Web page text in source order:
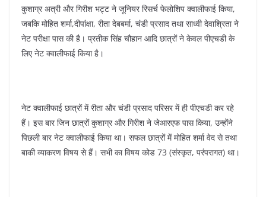
कुशाग्र अत्री और गिरीश भट्ट ने जूनियर रिसर्च फेलोशिप क्वालीफाई किया,
जबकि मोहित शर्मा,दीपांक्षा, रीता देबबर्मा, चंडी प्रसाद तथा साध्वी देवाश्रिता ने
नेट परीक्षा पास की है। प्रतीक सिंह चौहान आदि छात्रों ने केवल पीएचडी के
लिए नेट क्वालीफाई किया है।
नेट क्वालीफाई छात्रों में रीता और चंडी प्रसाद परिसर में ही पीएचडी कर रहे
हैं। इस बार जिन छात्रों कुशाग्र और गिरीश ने जेआरएफ पास किया, उन्होंने
पिछली बार नेट क्वालीफाई किया था। सफल छात्रों में मोहित शर्मा वेद से तथा
बाकी व्याकरण विषय से हैं। सभी का विषय कोड 73 (संस्कृत, परंपरागत) था।